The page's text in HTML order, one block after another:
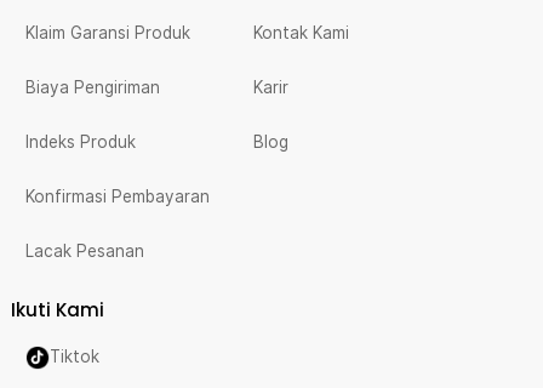
Klaim Garansi Produk
Biaya Pengiriman
Indeks Produk
Konfirmasi Pembayaran
Lacak Pesanan
Kontak Kami
Karir
Blog
Ikuti Kami
Tiktok